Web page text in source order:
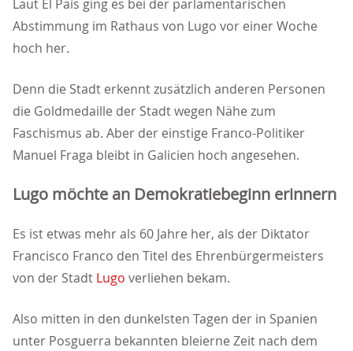
Laut El País ging es bei der parlamentarischen
Abstimmung im Rathaus von Lugo vor einer Woche
hoch her.
Denn die Stadt erkennt zusätzlich anderen Personen
die Goldmedaille der Stadt wegen Nähe zum
Faschismus ab. Aber der einstige Franco-Politiker
Manuel Fraga bleibt in Galicien hoch angesehen.
Lugo möchte an Demokratiebeginn erinnern
Es ist etwas mehr als 60 Jahre her, als der Diktator
Francisco Franco den Titel des Ehrenbürgermeisters
von der Stadt Lugo verliehen bekam.
Also mitten in den dunkelsten Tagen der in Spanien
unter Posguerra bekannten bleierne Zeit nach dem